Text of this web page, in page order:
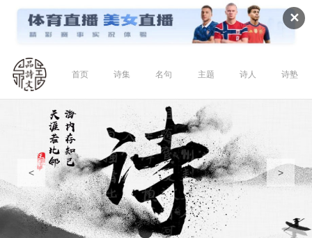
✕
首页 诗集 名句 主题 诗人 诗塾
< >